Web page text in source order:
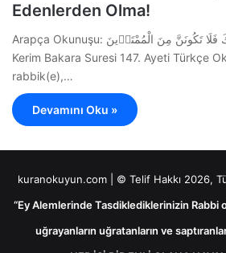
Edenlerden Olma!
Arapça Okunuşu: اَلْحَقُّ مِنْ رَبِّكَ فَلَا تَكُونَنَّ مِنَ الْمُمْتَر۪ينَ Kur’an-ı
Kerim Bakara Suresi 147. Ayeti Türkçe
rabbik(e),…
Devamını Oku »
kuranokuyun.com | © Telif Hakkı 2026,
“Ey Alemlerinde Tasdiklediklerinizin Rabbi
uğrayanların uğratanların ve